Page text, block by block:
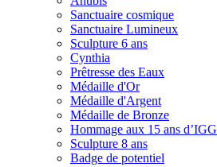
Sanctuaire cosmique
Sanctuaire Lumineux
Sculpture 6 ans
Cynthia
Prêtresse des Eaux
Médaille d'Or
Médaille d'Argent
Médaille de Bronze
Hommage aux 15 ans d’IGG
Sculpture 8 ans
Badge de potentiel